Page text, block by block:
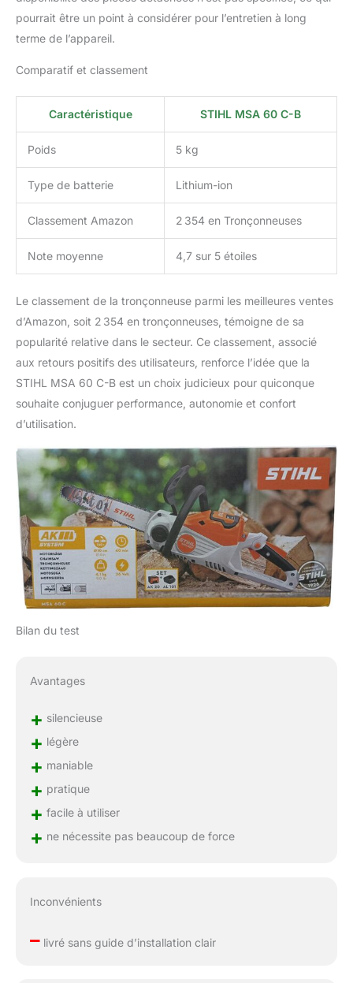
pourrait être un point à considérer pour l’entretien à long
terme de l’appareil.
Comparatif et classement
Caractéristique STIHL MSA 60 C-B
Poids 5 kg
Type de batterie Lithium-ion
Classement Amazon 2 354 en Tronçonneuses
Note moyenne 4,7 sur 5 étoiles
Le classement de la tronçonneuse parmi les meilleures ventes
d’Amazon, soit 2 354 en tronçonneuses, témoigne de sa
popularité relative dans le secteur. Ce classement, associé
aux retours positifs des utilisateurs, renforce l’idée que la
STIHL MSA 60 C-B est un choix judicieux pour quiconque
souhaite conjuguer performance, autonomie et confort
d’utilisation.
Bilan du test
Avantages
+ silencieuse
+ légère
+ maniable
+ pratique
+ facile à utiliser
+ ne nécessite pas beaucoup de force
Inconvénients
–livré sans guide d’installation clair